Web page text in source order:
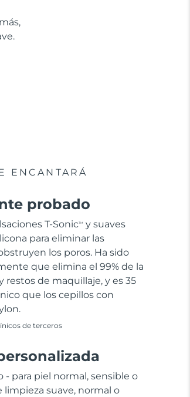
ENCANTARÁ
probado
T-SonicTM
y suaves
para eliminar las
los poros. Ha sido
que elimina el 99% de la
restos de maquillaje, y es 35
que los cepillos con
de terceros
- para piel normal, sensible o
limpieza suave, normal o